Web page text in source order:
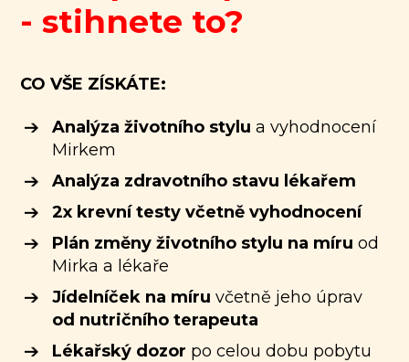
- stihnete to?
CO VŠE ZÍSKÁTE:
Analýza životního stylu a vyhodnocení
Mirkem
Analýza zdravotního stavu lékařem
2x krevní testy včetně vyhodnocení
Plán změny životního stylu na míru od
Mirka a lékaře
Jídelníček na míru včetně jeho úprav
od nutričního terapeuta
Lékařský dozor po celou dobu pobytu